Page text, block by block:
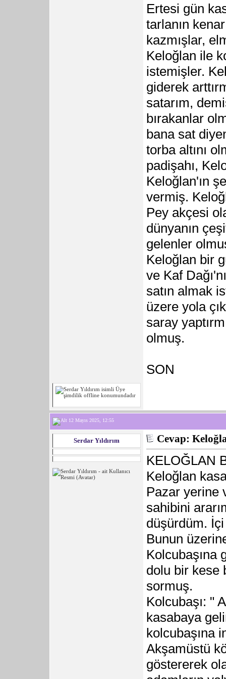
Ertesi gün
tarlanın
kazmışlar,
Keloğlan ile
istemişler.
giderek
satarım,
bırakanlar
bana sat
torba altını
padişahı,
Keloğlan'ın
vermiş.
Pey akçesi
dünyanın
gelenler
Keloğlan bir
ve Kaf
satın almak
üzere yola
saray
olmuş.
SON
12 Mayıs 2025, 12:55
Serdar Yıldırım Cevap:
KELOĞLAN
Keloğlan
Pazar yerine
sahibini
düşürdüm. İçi
Bunun
Kolcubaşına
dolu bir kese
sormuş.
Kolcubaşı: "
kasabaya
kolcubaşına
Akşamüstü
göstererek